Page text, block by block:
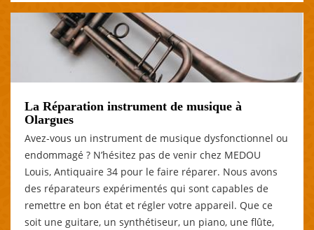
La Réparation instrument de musique à
Olargues
Avez-vous un instrument de musique dysfonctionnel ou
endommagé ? N’hésitez pas de venir chez MEDOU
Louis, Antiquaire 34 pour le faire réparer. Nous avons
des réparateurs expérimentés qui sont capables de
remettre en bon état et régler votre appareil. Que ce
soit une guitare, un synthétiseur, un piano, une flûte,